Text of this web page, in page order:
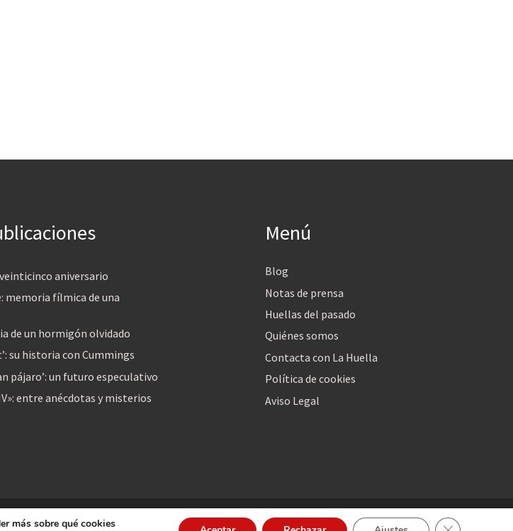
veinticinco aniversario
memoria fílmica de una
de un hormigón olvidado
su historia con Cummings
pájaro’: un futuro especulativo
entre anécdotas y misterios
Menú
Blog
Notas de prensa
Huellas del pasado
Quiénes somos
Contacta con La Huella
Política de cookies
Aviso Legal
más sobre qué cookies
Cerrar el